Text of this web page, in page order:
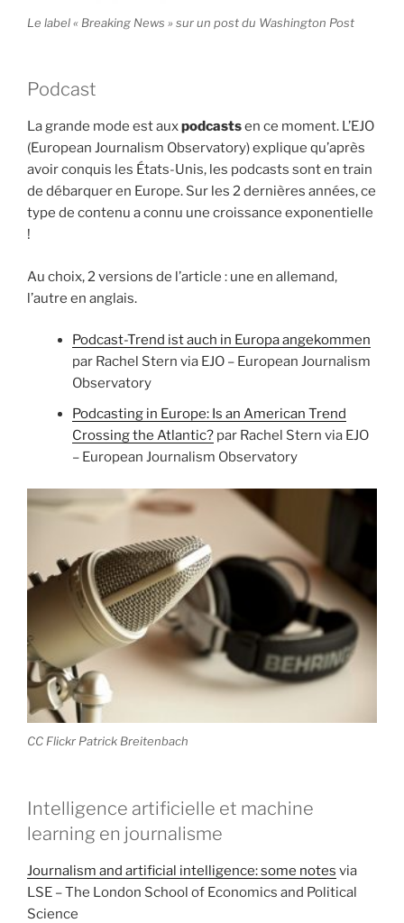
Le label « Breaking News » sur un post du Washington Post
Podcast
La grande mode est auxpodcastsen ce moment. L’EJO
(European Journalism Observatory) explique qu’après
avoir conquis les États-Unis, les podcasts sont en train
de débarquer en Europe. Sur les 2 dernières années, ce
type de contenu a connu une croissance exponentielle
!
Au choix, 2 versions de l’article : une en allemand,
l’autre en anglais.
Podcast-Trend ist auch in Europa angekommen
par Rachel Stern via EJO – European Journalism
Observatory
Podcasting in Europe: Is an American Trend
Crossing the Atlantic? par Rachel Stern via EJO
– European Journalism Observatory
CC Flickr Patrick Breitenbach
Intelligence artificielle et machine
learning en journalisme
Journalism and artificial intelligence: some notes via
LSE – The London School of Economics and Political
Science